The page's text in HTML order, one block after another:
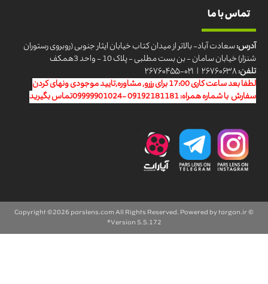
تماس با ما
آدرس:سعادت آباد- بالاتر از میدان کتاب خیابان ایثار جنوبی (روبروی رستوران
شنزار) خیابان سامان - بن بست مطلبی - پلاک 10 - واحد 3همکف
تلفن:۲۶۷۶۰۶۳۸ | ۰۲۱-۲۶۷۶۰۴۵۵
لطفا بعد ساعت کاری 17:00 برای رزرو, مشاوره,تایید موجودی ونهای کردن
سفارش با شماره همراه: 09192181181 -09999901024تماس بگیرید
© Copyright ©2026
parslens.comAll Rights Reserved. Powered bytargan.ir
Version 5.5.172®